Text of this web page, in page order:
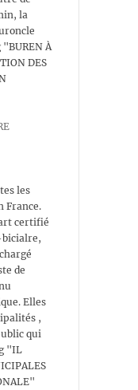
la
À
DES
les
France.
certifié
de
Elles
,
qui
"IL